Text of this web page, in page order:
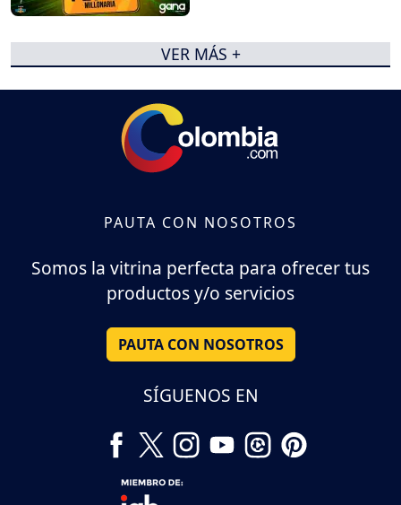
VER MÁS +
PAUTA CON NOSOTROS
Somos la vitrina perfecta para ofrecer tus
productos y/o servicios
PAUTA CON NOSOTROS
SÍGUENOS EN